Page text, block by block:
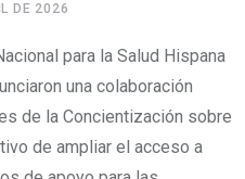
DE 2026
para la Salud Hispana
una colaboración
de la Concientización sobre
de ampliar el acceso a